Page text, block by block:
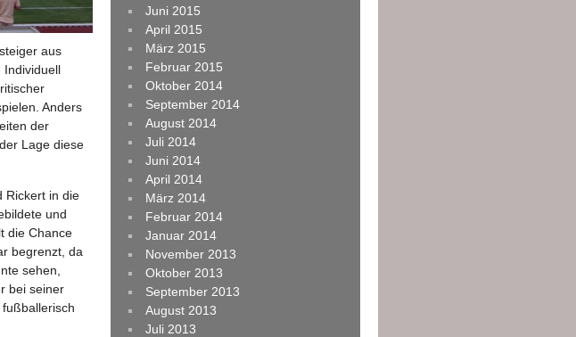
aus
Individuell
Anders
der
Lage diese
Rickert in die
und
die Chance
begrenzt, da
sehen,
bei seiner
Juni 2015
April 2015
März 2015
Februar 2015
Oktober 2014
September 2014
August 2014
Juli 2014
Juni 2014
April 2014
März 2014
Februar 2014
Januar 2014
November 2013
Oktober 2013
September 2013
August 2013
Juli 2013